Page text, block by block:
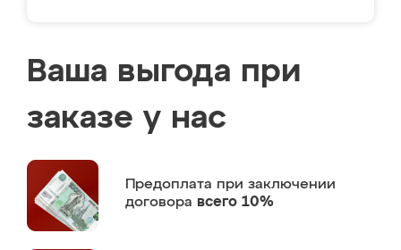
Ваша выгода при
заказе у нас
Предоплата при заключении
договора всего 10%